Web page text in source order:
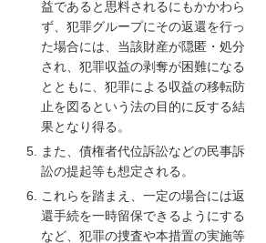
益であると思料されるにもかかわら
ず、犯罪グループにその返還を行っ
た場合には、当該財産が隠匿・処分
され、犯罪収益の剥奪が困難になる
とともに、犯罪による収益の移転防
止を図るという法の目的に反する結
果となり得る。
また、債権者代位訴訟などの民事訴
訟の提起等も想定される。
これらを踏まえ、一定の場合には返
還手続を一時留保できるようにする
など、犯罪の捜査や本措置の実施等